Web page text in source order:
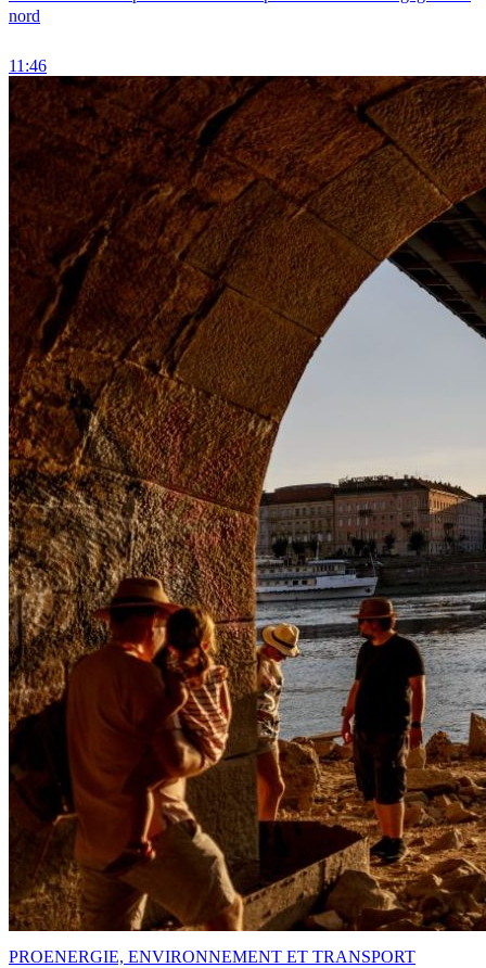
nord
11:46
PROENERGIE, ENVIRONNEMENT ET TRANSPORT